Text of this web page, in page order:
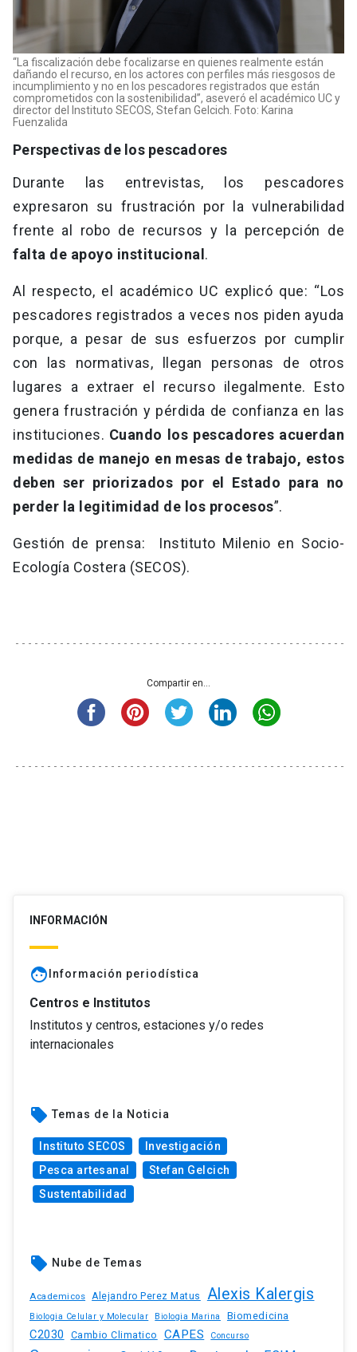
“La fiscalización debe focalizarse en quienes realmente están
dañando el recurso, en los actores con perfiles más riesgosos de
incumplimiento y no en los pescadores registrados que están
comprometidos con la sostenibilidad”, aseveró el académico UC y
director del Instituto SECOS, Stefan Gelcich. Foto: Karina
Fuenzalida
Perspectivas de los pescadores
Durante las entrevistas, los pescadores
expresaron su frustración por la vulnerabilidad
frente al robo de recursos y la percepción de
falta de apoyo institucional .
Al respecto, el académico UC explicó que: “Los
pescadores registrados a veces nos piden ayuda
porque, a pesar de sus esfuerzos por cumplir
con las normativas, llegan personas de otros
lugares a extraer el recurso ilegalmente. Esto
genera frustración y pérdida de confianza en las
instituciones. Cuando los pescadores acuerdan
medidas de manejo en mesas de trabajo, estos
deben ser priorizados por el Estado para no
perder la legitimidad de los procesos”.
Gestión de prensa: Instituto Milenio en Socio-
Ecología Costera (SECOS).
Compartir en...
INFORMACIÓN
face Información periodística
Centros e Institutos
Institutos y centros, estaciones y/o redes
internacionales
local_offer Temas de la Noticia
Instituto SECOS
Investigación
Pesca artesanal
Stefan Gelcich
Sustentabilidad
local_offer Nube de Temas
Academicos Alejandro Perez Matus Alexis Kalergis
Biologia Celular y Molecular Biologia Marina Biomedicina
C2030 Cambio Climatico CAPES Concurso